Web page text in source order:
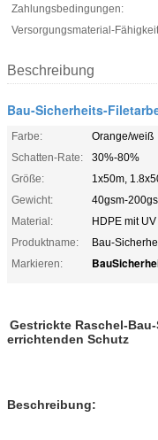
Zahlungsbedingungen:
Versorgungsmaterial-
Beschreibung
Bau-Sicherheits-
Farbe:
Orange/weiß
Schatten-Rate:
30%-80%
Größe:
1x50m,
Gewicht:
40gsm-
Material:
HDPE mit UV
Produktname:
Bau-
Markieren:
Gestrickte Raschel-
errichtenden Schutz
Beschreibung: